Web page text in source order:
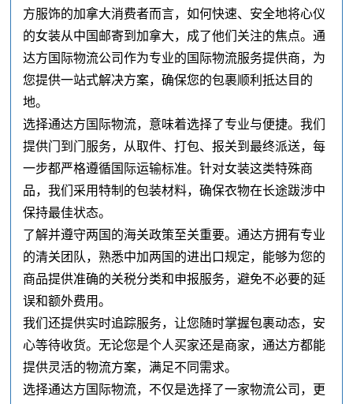
方服饰的加拿大消费者而言，如何快速、安全地将心仪
的女装从中国邮寄到加拿大，成了他们关注的焦点。通
达方国际物流公司作为专业的国际物流服务提供商，为
您提供一站式解决方案，确保您的包裹顺利抵达目的
地。
选择通达方国际物流，意味着选择了专业与便捷。我们
提供门到门服务，从取件、打包、报关到最终派送，每
一步都严格遵循国际运输标准。针对女装这类特殊商
品，我们采用特制的包装材料，确保衣物在长途跋涉中
保持最佳状态。
了解并遵守两国的海关政策至关重要。通达方拥有专业
的清关团队，熟悉中加两国的进出口规定，能够为您的
商品提供准确的关税分类和申报服务，避免不必要的延
误和额外费用。
我们还提供实时追踪服务，让您随时掌握包裹动态，安
心等待收货。无论您是个人买家还是商家，通达方都能
提供灵活的物流方案，满足不同需求。
选择通达方国际物流，不仅是选择了一家物流公司，更